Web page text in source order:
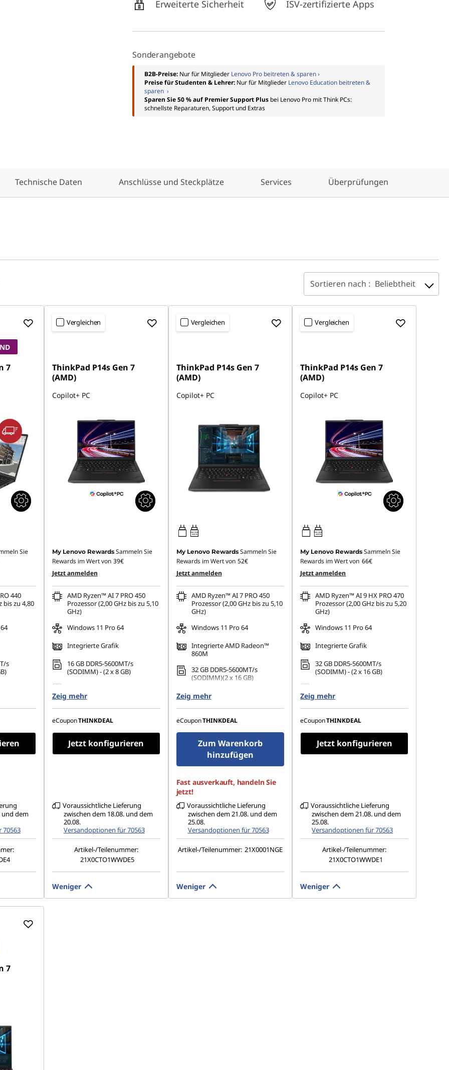
Erweiterte Sicherheit
ISV-zertifizierte Apps
Sonderangebote
B2B-Preise: Nur für Mitglieder Lenovo Pro beitreten & sparen ›
Preise für Studenten & Lehrer: Nur für Mitglieder Lenovo Education beitreten &
sparen ›
Sparen Sie 50 % auf Premier Support Plus bei Lenovo Pro mit Think PCs:
schnellste Reparaturen, Support und Extras
Technische Daten Anschlüsse und Steckplätze Services Überprüfungen
Sortieren nach : Beliebtheit
7
Sie
440
bis zu 4,80
s
IPS,
NTSC,
und dem
70563
Vergleichen
ThinkPad P14s Gen 7
(AMD)
Copilot+ PC
My Lenovo Rewards Sammeln Sie
Rewards im Wert von 39€
Jetzt anmelden
AMD Ryzen™ AI 7 PRO 450
Prozessor (2,00 GHz bis zu 5,10
GHz)
Windows 11 Pro 64
Integrierte Grafik
16 GB DDR5-5600MT/s
(SODIMM) - (2 x 8 GB)
TLC Opal
14" WUXGA (1920 x 1200), IPS,
matt, Non-Touch, 45% NTSC,
Zeig mehr
eCouponTHINKDEAL
Jetzt konfigurieren
Voraussichtliche Lieferung
zwischen dem 18.08. und dem
20.08.
Versandoptionen für 70563
Artikel-/Teilenummer:
21X0CTO1WWDE5
Weniger
Vergleichen
ThinkPad P14s Gen 7
(AMD)
Copilot+ PC
65W-100W
USB PD
My Lenovo Rewards Sammeln Sie
Rewards im Wert von 52€
Jetzt anmelden
AMD Ryzen™ AI 7 PRO 450
Prozessor (2,00 GHz bis zu 5,10
GHz)
Windows 11 Pro 64
Integrierte AMD Radeon™
860M
32 GB DDR5-5600MT/s
(SODIMM)(2 x 16 GB)
512 GB SSD M.2 2280 PCIe 4.0
TLC Opal
14" WUXGA (1920 x 1200), IPS,
matt, Touch, 100% sRGB, 500
cd/m², 60 Hz, Low Power-
Ausführung
Zeig mehr
eCouponTHINKDEAL
Zum Warenkorb
hinzufügen
Fast ausverkauft, handeln Sie
jetzt!
Voraussichtliche Lieferung
zwischen dem 21.08. und dem
25.08.
Versandoptionen für 70563
Artikel-/Teilenummer: 21X0001NGE
Weniger
Vergleichen
ThinkPad P14s Gen 7
(AMD)
Copilot+ PC
65W-100W
USB PD
My Lenovo Rewards Sammeln Sie
Rewards im Wert von 66€
Jetzt anmelden
AMD Ryzen™ AI 9 HX PRO 470
Prozessor (2,00 GHz bis zu 5,20
GHz)
Windows 11 Pro 64
Integrierte Grafik
32 GB DDR5-5600MT/s
(SODIMM) - (2 x 16 GB)
Opal
14" WUXGA (1920 x 1200), IPS,
matt, Non-Touch, 45% NTSC,
Zeig mehr
eCouponTHINKDEAL
Jetzt konfigurieren
Voraussichtliche Lieferung
zwischen dem 21.08. und dem
25.08.
Versandoptionen für 70563
Artikel-/Teilenummer:
21X0CTO1WWDE1
Weniger
7